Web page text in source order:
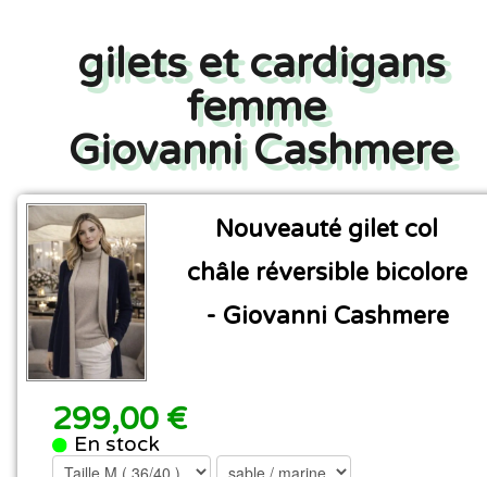
gilets et cardigans
femme
Giovanni Cashmere
Nouveauté gilet col
châle réversible bicolore
- Giovanni Cashmere
299,00 €
En stock